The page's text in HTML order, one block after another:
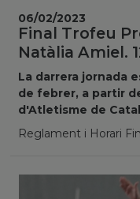
Final Trofeu
Natàlia Amiel.
La darrera jornada
de febrer, a partir
d'Atletisme de
Reglament i Horari
06/02/2023